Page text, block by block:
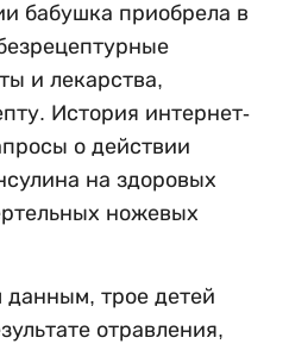
бабушка приобрела в
и лекарства,
История интернет-
о действии
на здоровых
ножевых
трое детей
отравления,